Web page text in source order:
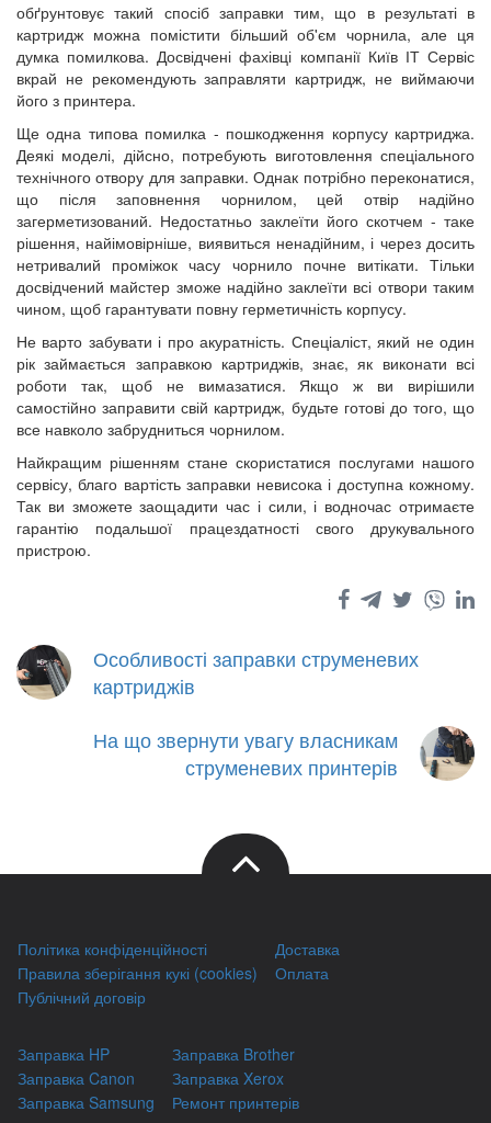
обґрунтовує такий спосіб заправки тим, що в результаті в
картридж можна помістити більший об'єм чорнила, але ця
думка помилкова. Досвідчені фахівці компанії Київ ІТ Сервіс
вкрай не рекомендують заправляти картридж, не виймаючи
його з принтера.
Ще одна типова помилка - пошкодження корпусу картриджа.
Деякі моделі, дійсно, потребують виготовлення спеціального
технічного отвору для заправки. Однак потрібно переконатися,
що після заповнення чорнилом, цей отвір надійно
загерметизований. Недостатньо заклеїти його скотчем - таке
рішення, найімовірніше, виявиться ненадійним, і через досить
нетривалий проміжок часу чорнило почне витікати. Тільки
досвідчений майстер зможе надійно заклеїти всі отвори таким
чином, щоб гарантувати повну герметичність корпусу.
Не варто забувати і про акуратність. Спеціаліст, який не один
рік займається заправкою картриджів, знає, як виконати всі
роботи так, щоб не вимазатися. Якщо ж ви вирішили
самостійно заправити свій картридж, будьте готові до того, що
все навколо забрудниться чорнилом.
Найкращим рішенням стане скористатися послугами нашого
сервісу, благо вартість заправки невисока і доступна кожному.
Так ви зможете заощадити час і сили, і водночас отримаєте
гарантію подальшої працездатності свого друкувального
пристрою.
Особливості заправки струменевих
картриджів
На що звернути увагу власникам
струменевих принтерів
Політика конфіденційності
Правила зберігання кукі (cookies)
Публічний договір
Доставка
Оплата
Заправка HP
Заправка Canon
Заправка Samsung
Заправка Brother
Заправка Xerox
Ремонт принтерів